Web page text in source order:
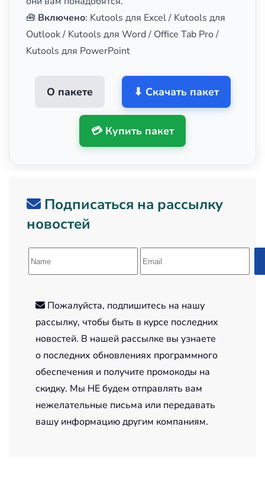
🧰 Включено: Kutools для Excel / Kutools для
Outlook / Kutools для Word / Office Tab Pro /
Kutools для PowerPoint
О пакете ⬇ Скачать пакет
💳 Купить пакет
Подписаться на рассылку
новостей
Пожалуйста, подпишитесь на нашу
рассылку, чтобы быть в курсе последних
новостей. В нашей рассылке вы узнаете
о последних обновлениях программного
обеспечения и получите промокоды на
скидку. Мы НЕ будем отправлять вам
нежелательные письма или передавать
вашу информацию другим компаниям.